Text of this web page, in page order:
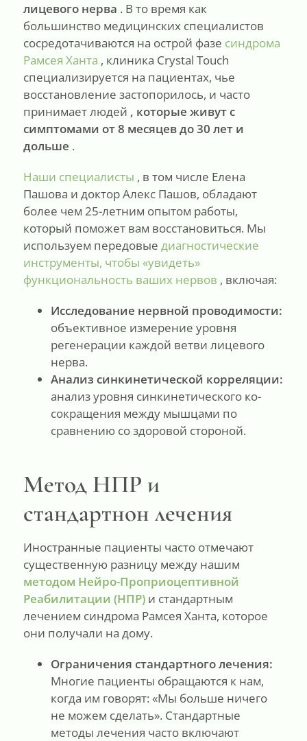
лицевого нерва . В то время как
большинство медицинских специалистов
сосредотачиваются на острой фазе синдрома
Рамсея Ханта , клиника Crystal Touch
специализируется на пациентах, чье
восстановление застопорилось, и часто
принимает людей , которые живут с
симптомами от 8 месяцев до 30 лет и
дольше .
Наши специалисты , в том числе Елена
Пашова и доктор Алекс Пашов, обладают
более чем 25-летним опытом работы,
который поможет вам восстановиться. Мы
используем передовые диагностические
инструменты, чтобы «увидеть»
функциональность ваших нервов , включая:
Исследование нервной проводимости:
объективное измерение уровня
регенерации каждой ветви лицевого
нерва.
Анализ синкинетической корреляции:
анализ уровня синкинетического ко-
сокращения между мышцами по
сравнению со здоровой стороной.
Метод НПР и
стандартнон лечения
Иностранные пациенты часто отмечают
существенную разницу между нашим
методом Нейро-Проприоцептивной
Реабилитации (НПР)и стандартным
лечением синдрома Рамсея Ханта, которое
они получали на дому.
Ограничения стандартного лечения:
Многие пациенты обращаются к нам,
когда им говорят: «Мы больше ничего
не можем сделать». Стандартные
методы лечения часто включают